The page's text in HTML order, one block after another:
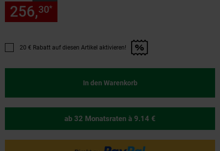
256,30*
Promotion "20 € Rabatt auf diesen Artikel aktivieren!" anwenden
20 € Rabatt auf diesen Artikel aktivieren!
In den Warenkorb
ab 32 Monatsraten à 9.14 €